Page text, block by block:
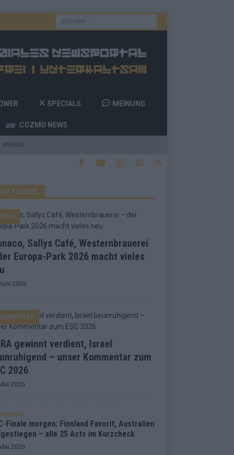
SPECIALS MEINUNG
COZMO NEWS
PRESSE
STORIES
Sallys Café, Westernbrauerei
Europa-Park 2026 macht vieles
2026
gewinnt verdient, Israel
– unser Kommentar zum
2026
2026
Finale morgen: Finnland Favorit, Australien
– alle 25 Acts im Kurzcheck
2026